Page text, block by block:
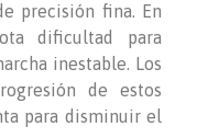
precisión fina. En
dificultad para
inestable. Los
de estos
para disminuir el